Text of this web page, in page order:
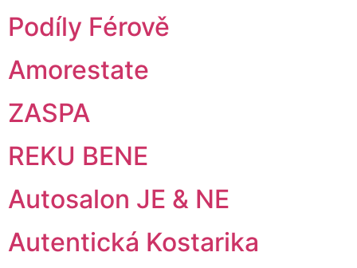
Podíly Férově
Amorestate
ZASPA
REKU BENE
Autosalon JE & NE
Autentická Kostarika